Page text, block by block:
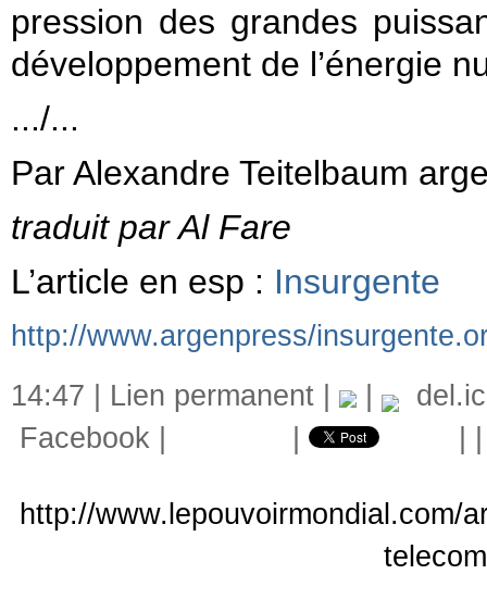
pression des grandes
développement de l’énergie
.../...
Par Alexandre Teitelbaum
traduit par Al Fare
L’article en esp : Insurgente
http://www.argenpress/
14:47 | Lien permanent
Facebook
http://www.lepouvoirmondial.com/